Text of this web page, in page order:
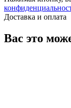
Доставка и оплата
Вас это